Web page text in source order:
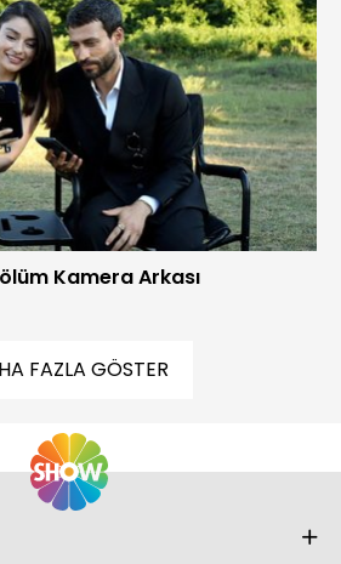
Kamera Arkası
FAZLA GÖSTER